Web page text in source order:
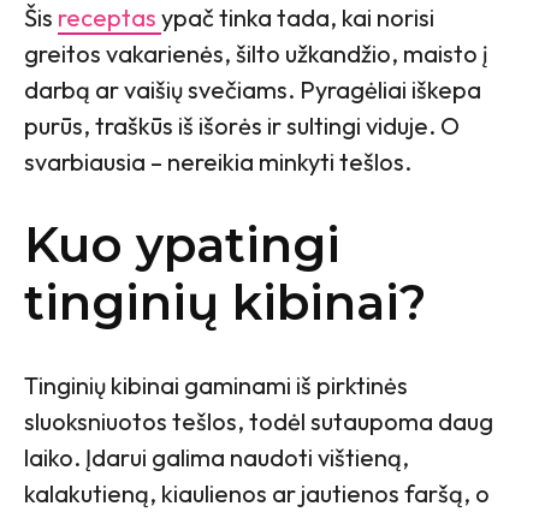
Šis receptas ypač tinka tada, kai norisi
greitos vakarienės, šilto užkandžio, maisto į
darbą ar vaišių svečiams. Pyragėliai iškepa
purūs, traškūs iš išorės ir sultingi viduje. O
svarbiausia – nereikia minkyti tešlos.
Kuo ypatingi
tinginių kibinai?
Tinginių kibinai gaminami iš pirktinės
sluoksniuotos tešlos, todėl sutaupoma daug
laiko. Įdarui galima naudoti vištieną,
kalakutieną, kiaulienos ar jautienos faršą, o